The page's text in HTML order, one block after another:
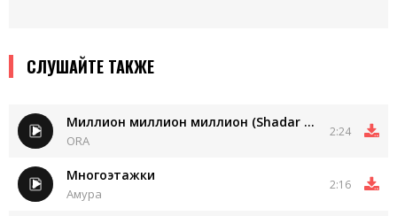
СЛУШАЙТЕ ТАКЖЕ
Миллион миллион миллион (Shadar Remix)
ORA
2:24
Многоэтажки
Амура
2:16